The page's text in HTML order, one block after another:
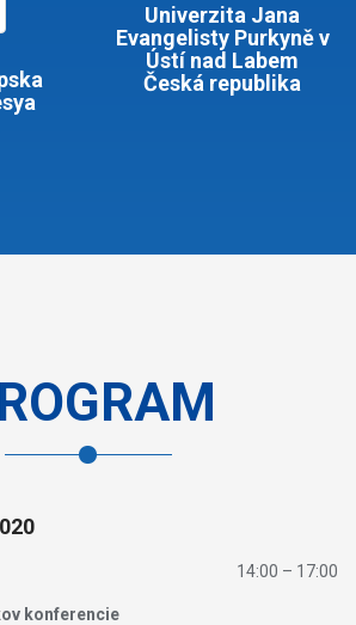
Univerzita Jana
Evangelisty Purkyně v
Ústí nad Labem
Česká republika
14:00 – 17:00
konferencie